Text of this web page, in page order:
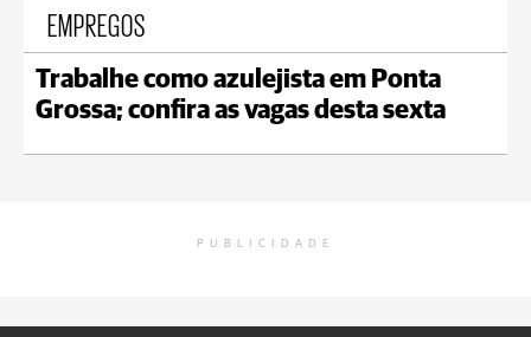
EMPREGOS
Trabalhe como azulejista em Ponta
Grossa; confira as vagas desta sexta
PUBLICIDADE